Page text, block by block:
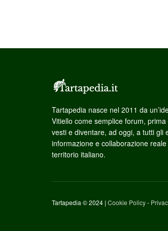
Tartapedia nasce nel 2011 da
Vitiello come semplice forum,
vesti e diventare, ad oggi, a tutti gli
informazione e collaborazione
territorio italiano.
Tartapedia © 2024 | Cookie Policy-